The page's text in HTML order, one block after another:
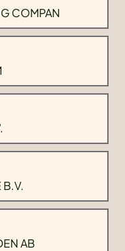
COMPAN
B.V.
AB